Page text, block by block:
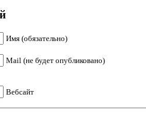
Имя (обязательно)
Mail (не будет опубликовано)
Вебсайт